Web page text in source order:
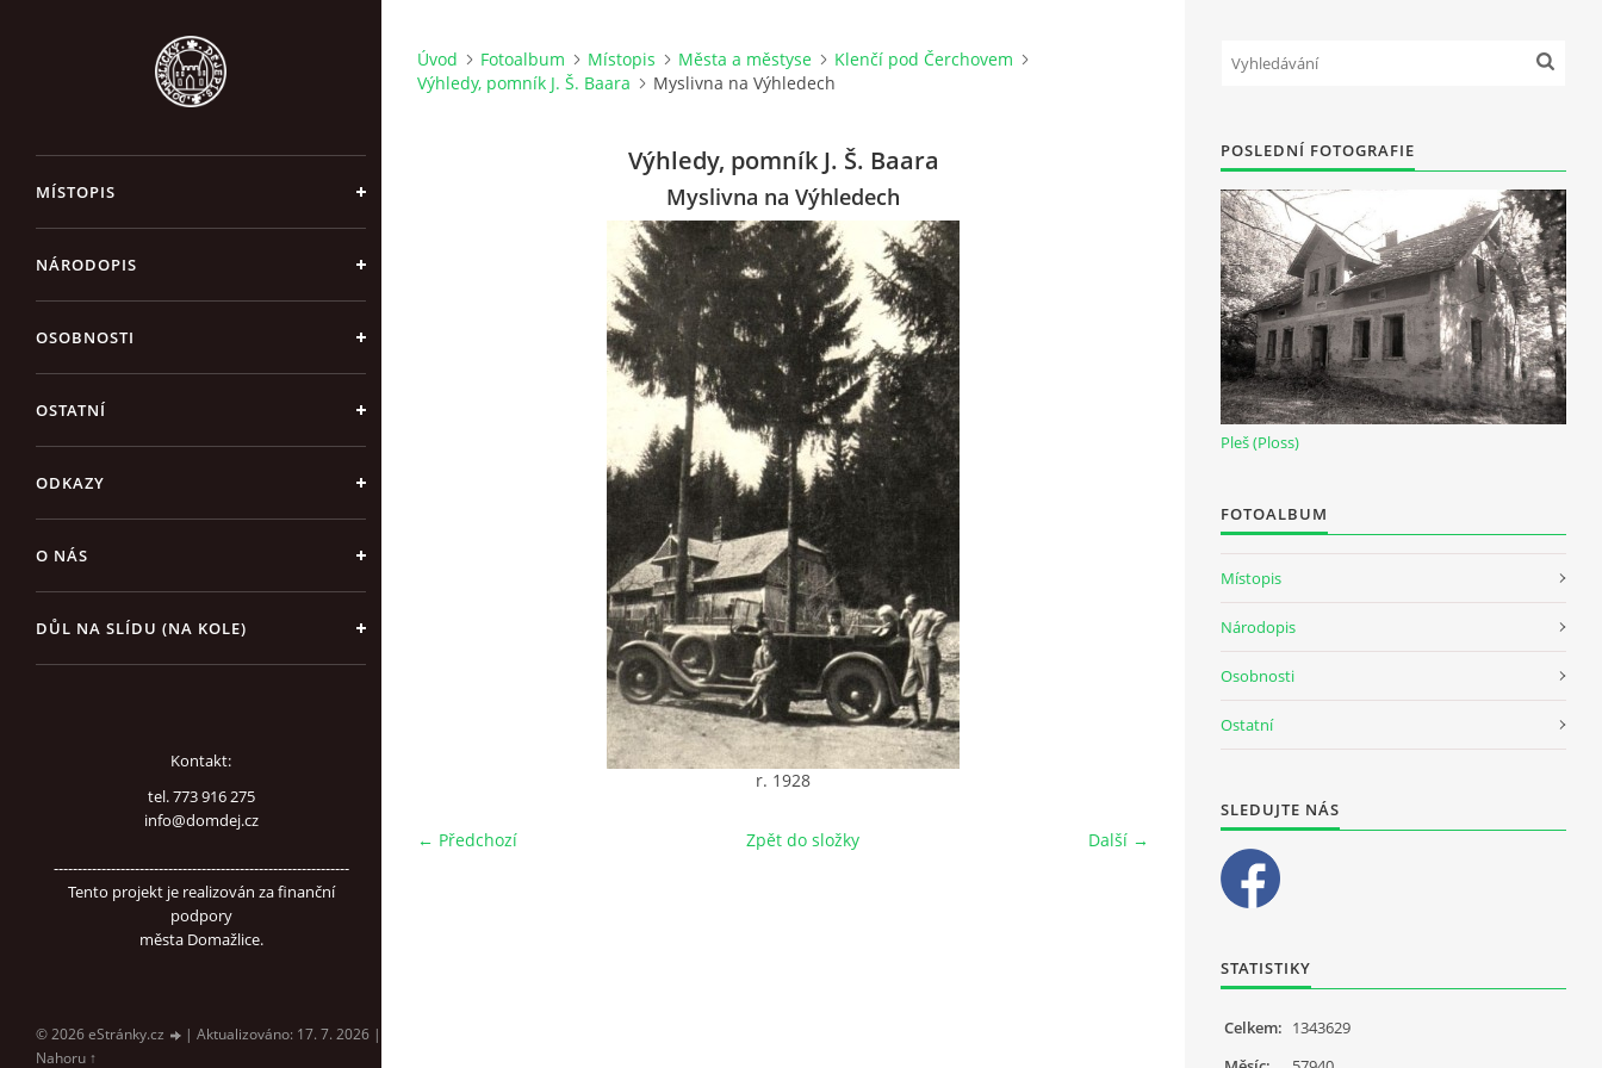
MÍSTOPIS
NÁRODOPIS
OSOBNOSTI
OSTATNÍ
ODKAZY
O NÁS
DŮL NA SLÍDU (NA KOLE)
Kontakt:
tel. 773 916 275
info@domdej.cz
--------------------------------------------------------------
Tento projekt je realizován za finanční
podpory
města Domažlice.
© 2026 eStránky.cz | Aktualizováno: 17. 7. 2026 |
Nahoru ↑
Úvod Fotoalbum Místopis Města a městyse
Klenčí pod Čerchovem
Výhledy, pomník J. Š. Baara
Myslivna na Výhledech
Výhledy, pomník J. Š. Baara
Myslivna na Výhledech
r. 1928
← Předchozí Další →
Zpět do složky
POSLEDNÍ FOTOGRAFIE
Pleš (Ploss)
FOTOALBUM
Místopis
Národopis
Osobnosti
Ostatní
SLEDUJTE NÁS
STATISTIKY
Celkem: 1343629